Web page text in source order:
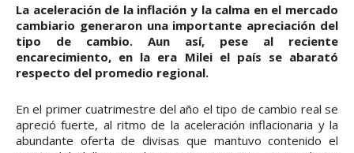
La aceleración de la inflación y la calma en el mercado
cambiario generaron una importante apreciación del
tipo de cambio. Aun así, pese al reciente
encarecimiento, en la era Milei el país se abarató
respecto del promedio regional.
En el primer cuatrimestre del año el tipo de cambio real se
apreció fuerte, al ritmo de la aceleración inflacionaria y la
abundante oferta de divisas que mantuvo contenido el